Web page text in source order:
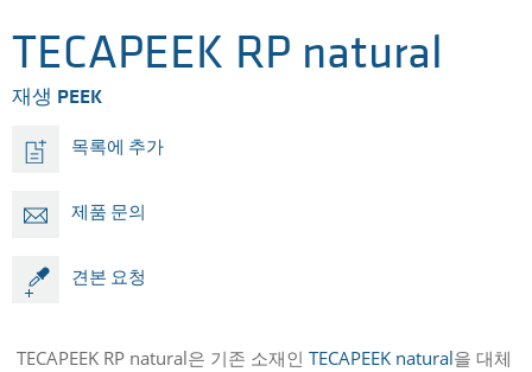
TECAPEEK RP natural
재생 PEEK
목록에 추가
제품 문의
견본 요청
TECAPEEK RP natural은 기존 소재인 TECAPEEK natural을 대체